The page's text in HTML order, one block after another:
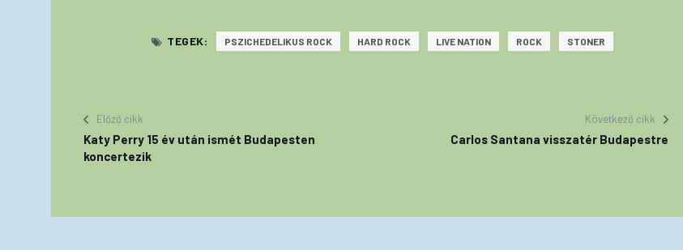
TEGEK: PSZICHEDELIKUS ROCK HARD ROCK LIVE NATION ROCK STONER
Előző cikk
Katy Perry 15 év után ismét Budapesten
koncertezik
Következő cikk
Carlos Santana visszatér Budapestre